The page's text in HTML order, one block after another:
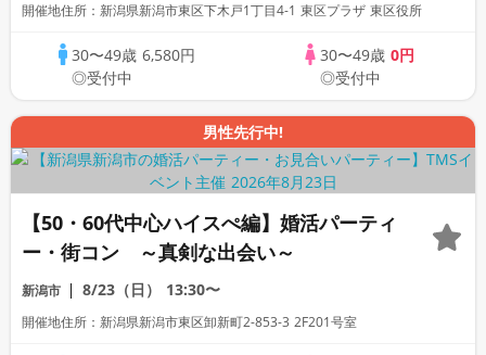
開催地住所：新潟県新潟市東区下木戸1丁目4-1 東区プラザ 東区役所
30〜49歳 6,580円
◎受付中
30〜49歳 0円
◎受付中
男性先行中!
【50・60代中心ハイスぺ編】婚活パーティ
ー・街コン ～真剣な出会い～
新潟市 8/23（日） 13:30〜
開催地住所：新潟県新潟市東区卸新町2-853-3 2F201号室